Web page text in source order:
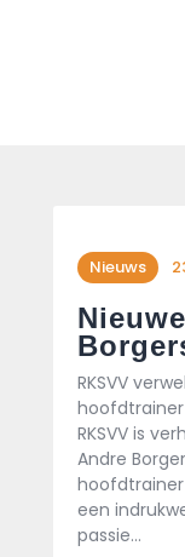
Contact
Foto
Nieuws
RKSVV
RKSVV is
Andre
een
passie…